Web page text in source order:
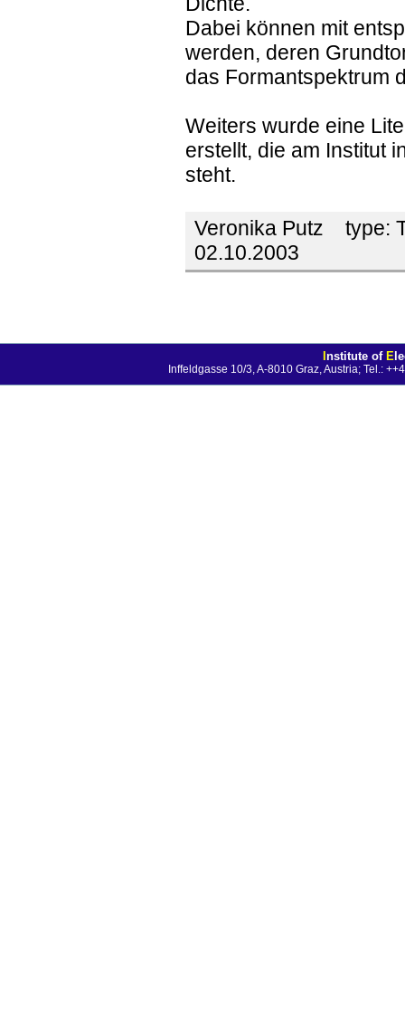
Dabei können mit
werden, deren
das Formantspektrum
Weiters wurde eine
erstellt, die am Institut
steht.
Veronika Putz type:
02.10.2003
Institute of E
Inffeldgasse 10/3, A-8010 Graz, Austria; Tel.: